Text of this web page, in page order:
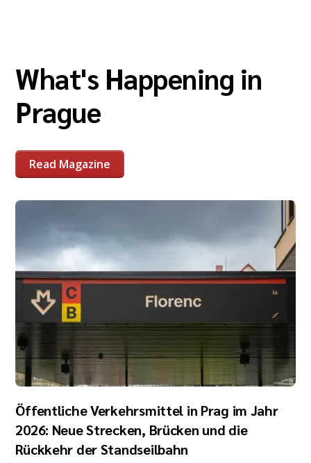
What's Happening in
Prague
Read Magazine
Öffentliche Verkehrsmittel in Prag im Jahr
2026: Neue Strecken, Brücken und die
Rückkehr der Standseilbahn